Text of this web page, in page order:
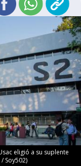
eligió a su suplente
Soy502)